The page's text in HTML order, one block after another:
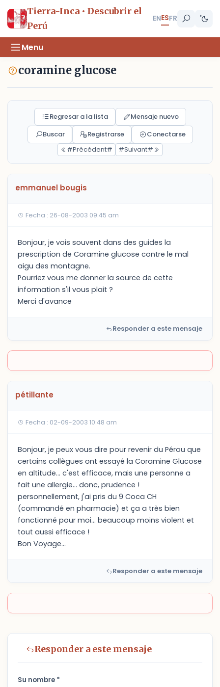
Tierra-Inca • Descubrir el
Perú
ENESFR
Menu
coramine glucose
Regresar a la lista
Mensaje nuevo
Buscar
Registrarse
Conectarse
#Précédent#
#Suivant#
emmanuel bougis
Fecha : 26-08-2003 09:45 am
Bonjour, je vois souvent dans des guides la
prescription de Coramine glucose contre le mal
aigu des montagne.
Pourriez vous me donner la source de cette
information s'il vous plait ?
Merci d'avance
Responder a este mensaje
pétillante
Fecha : 02-09-2003 10:48 am
Bonjour, je peux vous dire pour revenir du Pérou que
certains collègues ont essayé la Coramine Glucose
en altitude... c'est efficace, mais une personne a
fait une allergie... donc, prudence !
personnellement, j'ai pris du 9 Coca CH
(commandé en pharmacie) et ça a très bien
fonctionné pour moi... beaucoup moins violent et
tout aussi efficace !
Bon Voyage...
Responder a este mensaje
Responder a este mensaje
Su nombre *